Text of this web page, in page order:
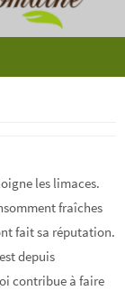
les limaces.
fraîches
fait sa réputation.
depuis
contribue à faire